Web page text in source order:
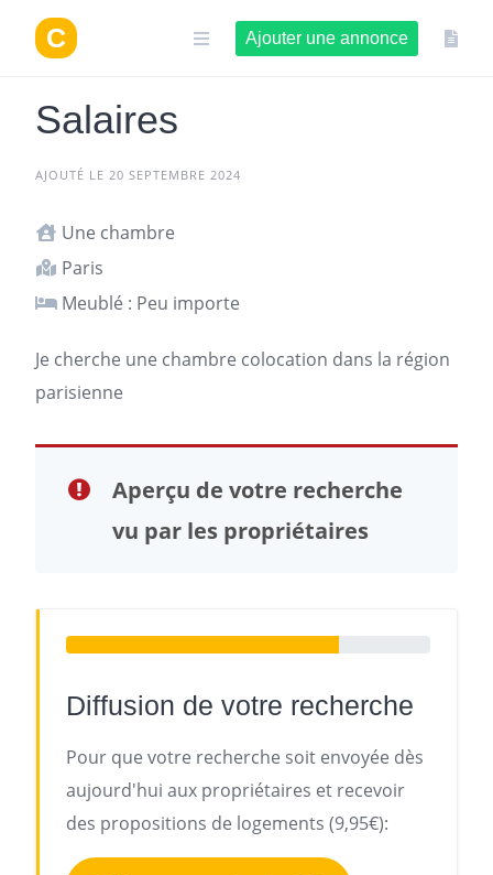
contenu
Ajouter une annonce
Salaires
AJOUTÉ LE 20 SEPTEMBRE 2024
Une chambre
Paris
Meublé : Peu importe
Je cherche une chambre colocation dans la région
parisienne
Aperçu de votre recherche
vu par les propriétaires
Diffusion de votre recherche
Pour que votre recherche soit envoyée dès
aujourd'hui aux propriétaires et recevoir
des propositions de logements (9,95€):